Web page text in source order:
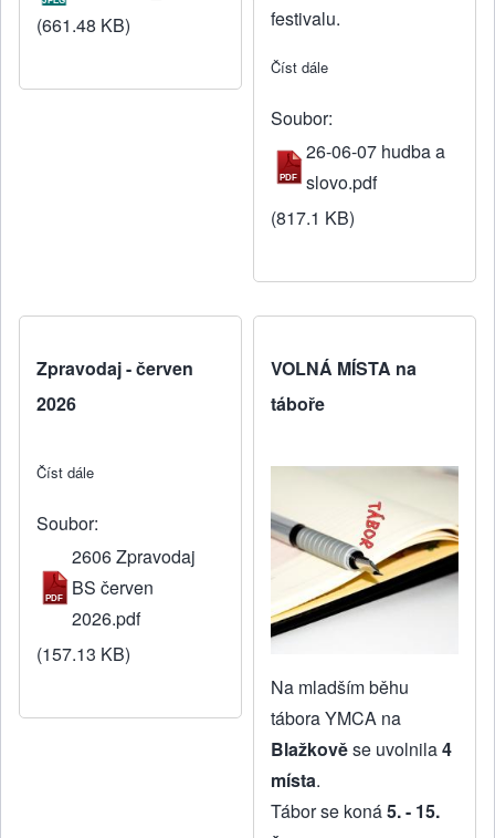
(661.48 KB)
festivalu.
Číst dále
Soubor
26-06-07 hudba a
slovo.pdf
(817.1 KB)
Zpravodaj - červen
2026
Číst dále about Zpravodaj - červen 2026
Soubor
2606 Zpravodaj
BS červen
2026.pdf
(157.13 KB)
VOLNÁ MÍSTA na
táboře
Na mladším běhu
tábora YMCA na
Blažkověse uvolnila4
místa.
Tábor se koná5. - 15.